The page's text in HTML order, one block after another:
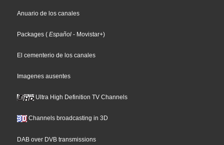
Anuario de los canales
Packages ( Español - Movistar+)
El cementerio de los canales
Imagenes ausentes
Ultra High Definition TV Channels
Channels broadcasting in 3D
DAB over DVB transmissions